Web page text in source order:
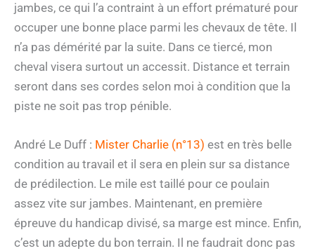
jambes, ce qui l’a contraint à un effort prématuré pour
occuper une bonne place parmi les chevaux de tête. Il
n’a pas démérité par la suite. Dans ce tiercé, mon
cheval visera surtout un accessit. Distance et terrain
seront dans ses cordes selon moi à condition que la
piste ne soit pas trop pénible.
André Le Duff : Mister Charlie (n°13) est en très belle
condition au travail et il sera en plein sur sa distance
de prédilection. Le mile est taillé pour ce poulain
assez vite sur jambes. Maintenant, en première
épreuve du handicap divisé, sa marge est mince. Enfin,
c’est un adepte du bon terrain. Il ne faudrait donc pas